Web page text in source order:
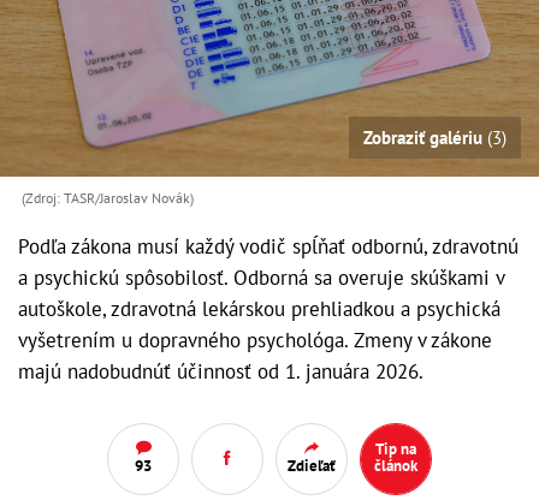
Zobraziť galériu (3)
(Zdroj: TASR/Jaroslav Novák)
Podľa zákona musí každý vodič spĺňať odbornú, zdravotnú
a psychickú spôsobilosť. Odborná sa overuje skúškami v
autoškole, zdravotná lekárskou prehliadkou a psychická
vyšetrením u dopravného psychológa. Zmeny v zákone
majú nadobudnúť účinnosť od 1. januára 2026.
93 Zdieľať
Tip na
článok